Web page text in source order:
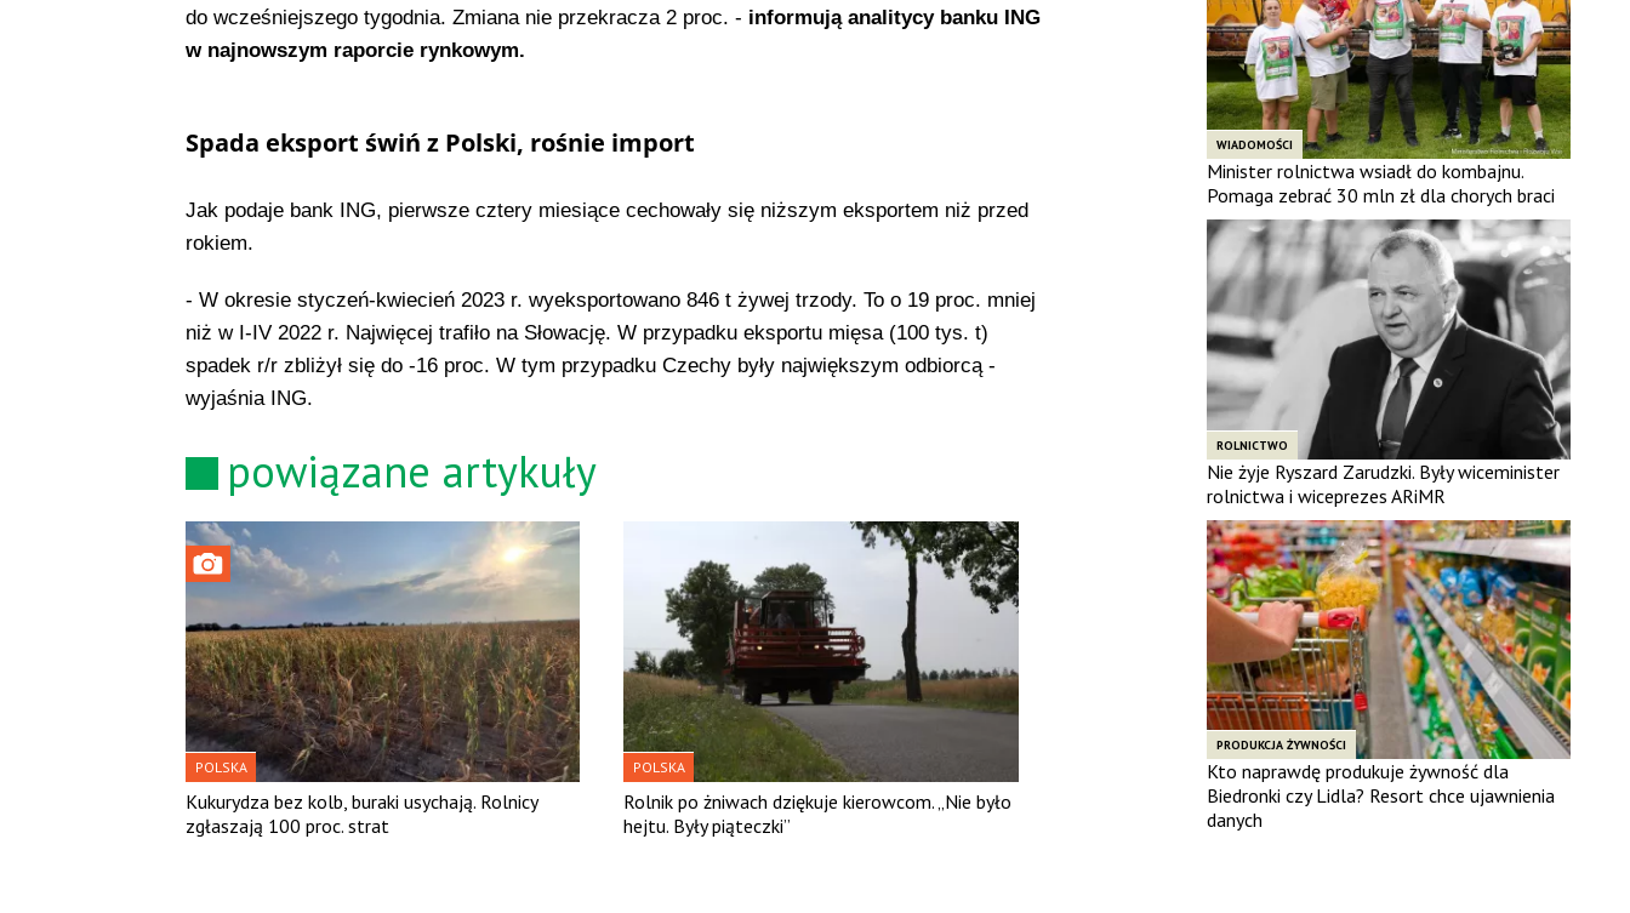
do wcześniejszego tygodnia. Zmiana nie przekracza 2 proc. - informują analitycy banku ING
w najnowszym raporcie rynkowym.
Spada eksport świń z Polski, rośnie import
Jak podaje bank ING, pierwsze cztery miesiące cechowały się niższym eksportem niż przed
rokiem.
- W okresie styczeń-kwiecień 2023 r. wyeksportowano 846 t żywej trzody. To o 19 proc. mniej
niż w I-IV 2022 r. Najwięcej trafiło na Słowację. W przypadku eksportu mięsa (100 tys. t)
spadek r/r zbliżył się do -16 proc. W tym przypadku Czechy były największym odbiorcą -
wyjaśnia ING.
powiązane artykuły
POLSKA
Kukurydza bez kolb, buraki usychają. Rolnicy
zgłaszają 100 proc. strat
POLSKA
Rolnik po żniwach dziękuje kierowcom. „Nie było
hejtu. Były piąteczki”
WIADOMOŚCI
Minister rolnictwa wsiadł do kombajnu.
Pomaga zebrać 30 mln zł dla chorych braci
ROLNICTWO
Nie żyje Ryszard Zarudzki. Były wiceminister
rolnictwa i wiceprezes ARiMR
PRODUKCJA ŻYWNOŚCI
Kto naprawdę produkuje żywność dla
Biedronki czy Lidla? Resort chce ujawnienia
danych